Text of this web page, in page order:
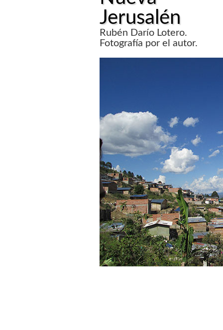
Jerusalén
Rubén Darío Lotero.
Fotografía por el autor.